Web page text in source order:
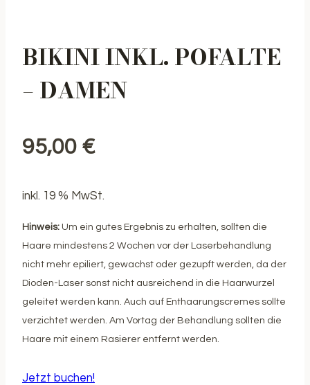
BIKINI INKL. POFALTE
– DAMEN
95,00 €
inkl. 19 % MwSt.
Hinweis: Um ein gutes Ergebnis zu erhalten, sollten die
Haare mindestens 2 Wochen vor der Laserbehandlung
nicht mehr epiliert, gewachst oder gezupft werden, da der
Dioden-Laser sonst nicht ausreichend in die Haarwurzel
geleitet werden kann. Auch auf Enthaarungscremes sollte
verzichtet werden. Am Vortag der Behandlung sollten die
Haare mit einem Rasierer entfernt werden.
Jetzt buchen!